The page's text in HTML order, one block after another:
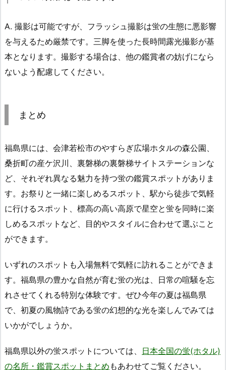
A. 撮影は可能ですが、フラッシュ撮影は蛍の生態に悪影響
を与えるため厳禁です。三脚を使った長時間露光撮影が基
本となります。撮影する場合は、他の鑑賞者の妨げになら
ないよう配慮してください。
まとめ
福島県には、会津若松市のやすらぎ広場ホタルの森公園、
桑折町の産ケ沢川、裏磐梯の裏磐梯サイトステーションな
ど、それぞれ異なる魅力を持つ蛍の鑑賞スポットがありま
す。お祭りと一緒に楽しめるスポット、駅から徒歩で気軽
に行けるスポット、標高の高い高原で星空と蛍を同時に楽
しめるスポットなど、目的やスタイルに合わせて選ぶこと
ができます。
いずれのスポットも入場無料で気軽に訪れることができま
す。福島県の豊かな自然が育む蛍の光は、日常の喧騒を忘
れさせてくれる特別な体験です。ぜひ今年の夏は福島県
で、初夏の風物詩である蛍の幻想的な光を楽しんでみては
いかがでしょうか。
福島県以外の蛍スポットについては、 日本全国の蛍(ホタル)
の名所・鑑賞スポットまとめ もあわせてご覧ください。